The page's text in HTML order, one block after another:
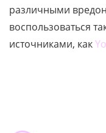
различными
воспользоваться
источниками, как